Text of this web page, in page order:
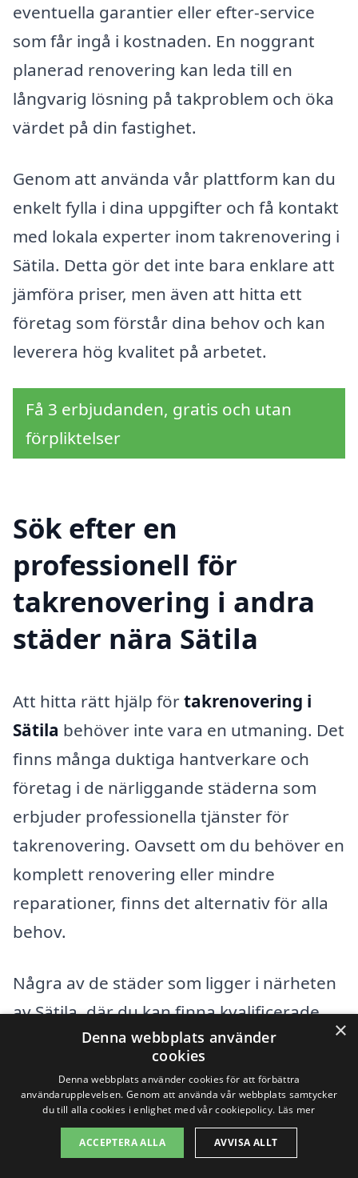
eventuella garantier eller efter-service
som får ingå i kostnaden. En noggrant
planerad renovering kan leda till en
långvarig lösning på takproblem och öka
värdet på din fastighet.
Genom att använda vår plattform kan du
enkelt fylla i dina uppgifter och få kontakt
med lokala experter inom takrenovering i
Sätila. Detta gör det inte bara enklare att
jämföra priser, men även att hitta ett
företag som förstår dina behov och kan
leverera hög kvalitet på arbetet.
Få 3 erbjudanden, gratis och utan
förpliktelser
Sök efter en
professionell för
takrenovering i andra
städer nära Sätila
Att hitta rätt hjälp förtakrenovering i
Sätila behöver inte vara en utmaning. Det
finns många duktiga hantverkare och
företag i de närliggande städerna som
erbjuder professionella tjänster för
takrenovering. Oavsett om du behöver en
komplett renovering eller mindre
reparationer, finns det alternativ för alla
behov.
Några av de städer som ligger i närheten
av Sätila, där du kan finna kvalificerade
företag för takrenovering, inkluderar:
Kinna
Mark
×
Denna webbplats använder
cookies
Denna webbplats använder cookies för att förbättra
användarupplevelsen. Genom att använda vår webbplats samtycker
du till alla cookies i enlighet med vår cookiepolicy. Läs mer
ACCEPTERA ALLA AVVISA ALLT